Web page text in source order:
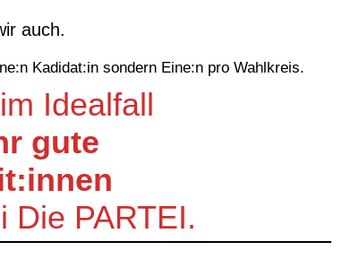
auch.
Kadidat:in sondern Eine:n pro Wahlkreis.
Idealfall
gute
Die PARTEI.